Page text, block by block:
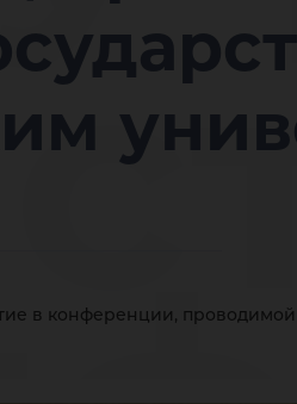
в конференции,